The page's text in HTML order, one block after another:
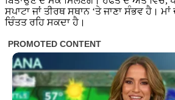
ਸਪਾਟਾ ਜਾਂ ਤੀਰਥ ਸਥਾਨ ‘ਤੇ ਜਾਣਾ ਸੰਭਵ ਹੈ।
ਚਿੰਤਤ ਰਹਿ ਸਕਦਾ ਹੈ।